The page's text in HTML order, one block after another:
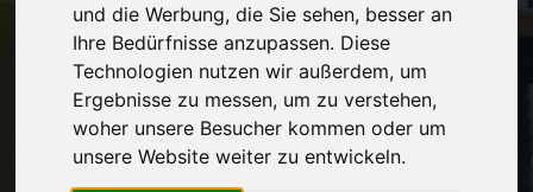
und die Werbung, die Sie sehen, besser an
Ihre Bedürfnisse anzupassen. Diese
Technologien nutzen wir außerdem, um
Ergebnisse zu messen, um zu verstehen,
woher unsere Besucher kommen oder um
unsere Website weiter zu entwickeln.
Vereinbaren Sie einenRückruf
Hinterlassen Sie uns gern eine persönliche Nachricht.